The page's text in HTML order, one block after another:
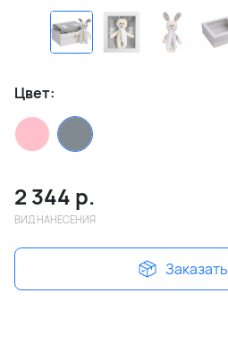
Цвет:
2 344 р.
ВИД НАНЕСЕНИЯ
Заказать